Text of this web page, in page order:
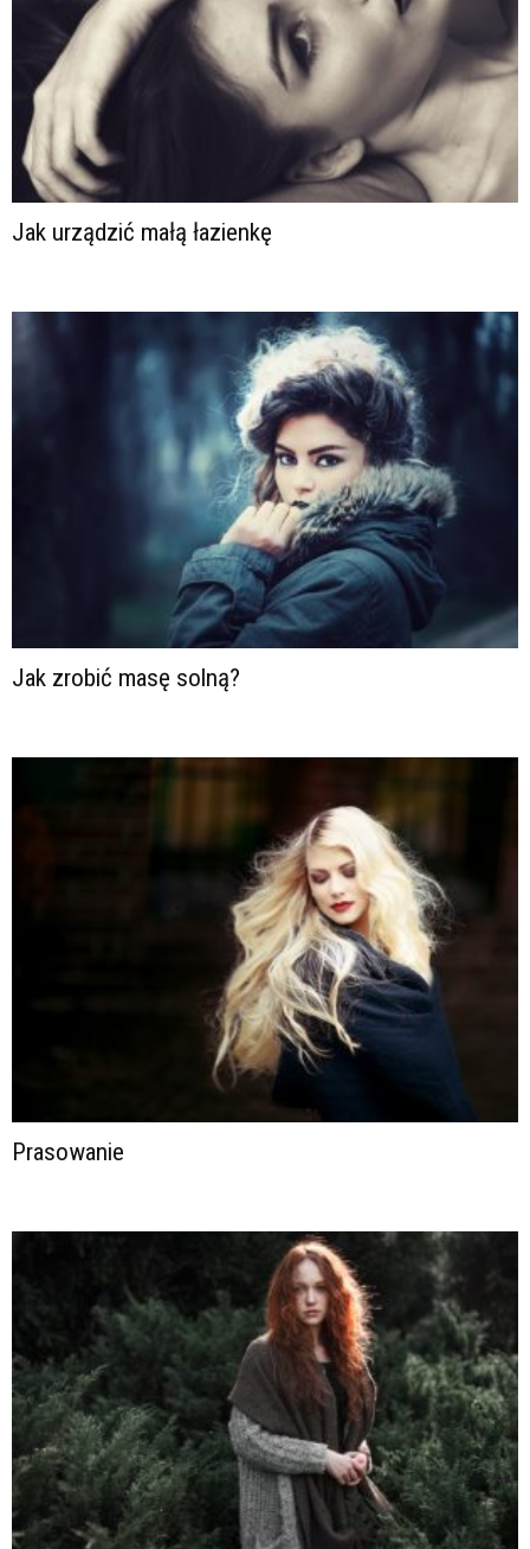
Jak urządzić małą łazienkę
Jak zrobić masę solną?
Prasowanie